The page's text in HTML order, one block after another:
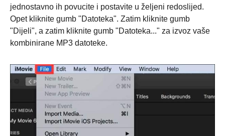
jednostavno ih povucite i postavite u željeni redoslijed.
Opet kliknite gumb "Datoteka". Zatim kliknite gumb
"Dijeli", a zatim kliknite gumb "Datoteka..." za izvoz vaše
kombinirane MP3 datoteke.